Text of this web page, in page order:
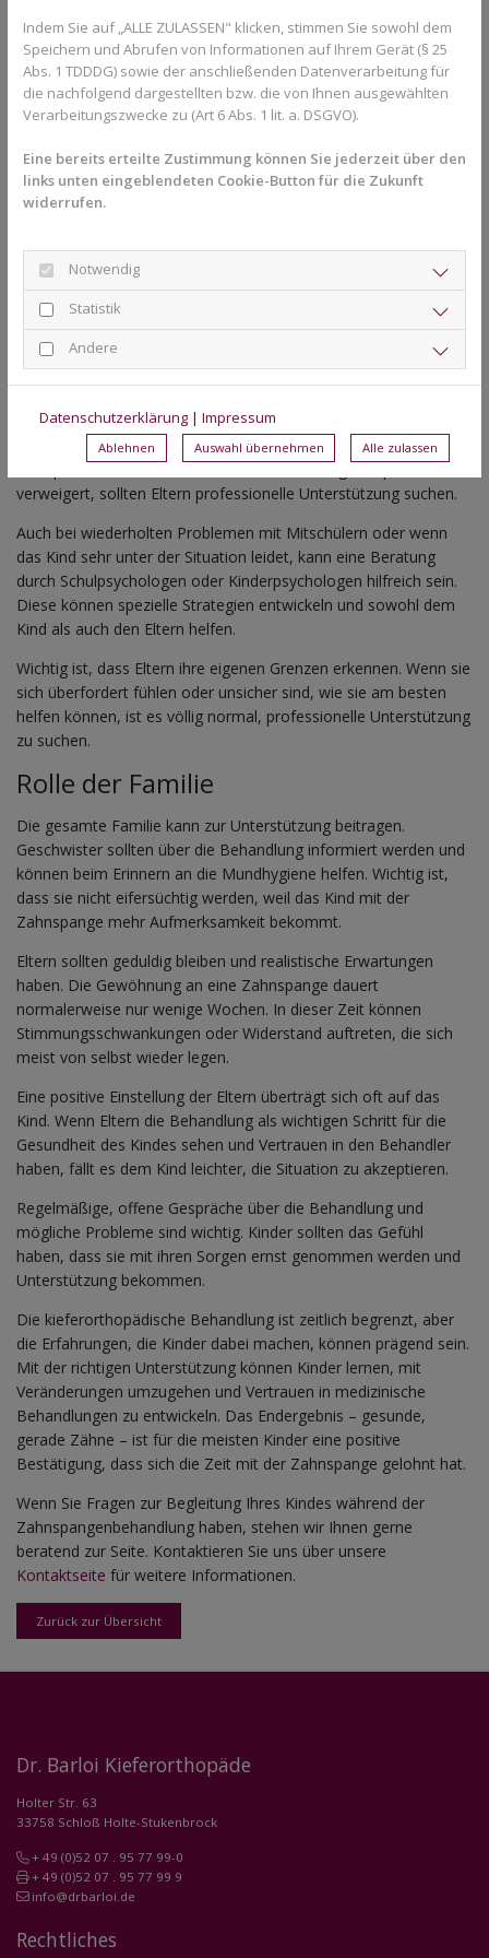
Zurück zur Übersicht
antworten, das Thema wechseln oder bei wiederholten
Problemen einen Erwachsenen um Hilfe bitten.
Freunde können zu wichtigen Unterstützern werden. Viele Kinder
haben Freunde, die ebenfalls eine Zahnspange haben oder
hatten. Der Austausch mit anderen betroffenen Kindern kann
sehr hilfreich sein.
Kontaktsportarten kann ein Mundschutz sinnvoll sein. Beim
Musizieren kann eine kurze Gewöhnungszeit nötig sein.
Wann professionelle Hilfe sinnvoll ist
Die meisten Kinder gewöhnen sich gut an ihre Zahnspange und
jedoch Situationen, in denen professionelle Hilfe sinnvoll sein
kann. Wenn ein Kind anhaltend traurig ist, sich stark zurückzieht,
Schulprobleme entwickelt oder die Behandlung komplett
verweigert, sollten Eltern professionelle Unterstützung suchen.
Auch bei wiederholten Problemen mit Mitschülern oder wenn
das Kind sehr unter der Situation leidet, kann eine Beratung
durch Schulpsychologen oder Kinderpsychologen hilfreich sein.
Diese können spezielle Strategien entwickeln und sowohl dem
Kind als auch den Eltern helfen.
Wichtig ist, dass Eltern ihre eigenen Grenzen erkennen. Wenn sie
sich überfordert fühlen oder unsicher sind, wie sie am besten
helfen können, ist es völlig normal, professionelle Unterstützung
zu suchen.
Rolle der Familie
Die gesamte Familie kann zur Unterstützung beitragen.
Geschwister sollten über die Behandlung informiert werden und
können beim Erinnern an die Mundhygiene helfen. Wichtig ist,
dass sie nicht eifersüchtig werden, weil das Kind mit der
Zahnspange mehr Aufmerksamkeit bekommt.
Eltern sollten geduldig bleiben und realistische Erwartungen
haben. Die Gewöhnung an eine Zahnspange dauert
normalerweise nur wenige Wochen. In dieser Zeit können
Stimmungsschwankungen oder Widerstand auftreten, die sich
meist von selbst wieder legen.
Eine positive Einstellung der Eltern überträgt sich oft auf das
Kind. Wenn Eltern die Behandlung als wichtigen Schritt für die
Gesundheit des Kindes sehen und Vertrauen in den Behandler
haben, fällt es dem Kind leichter, die Situation zu akzeptieren.
Regelmäßige, offene Gespräche über die Behandlung und
mögliche Probleme sind wichtig. Kinder sollten das Gefühl
haben, dass sie mit ihren Sorgen ernst genommen werden und
Unterstützung bekommen.
Die kieferorthopädische Behandlung ist zeitlich begrenzt, aber
die Erfahrungen, die Kinder dabei machen, können prägend sein.
Mit der richtigen Unterstützung können Kinder lernen, mit
Veränderungen umzugehen und Vertrauen in medizinische
Behandlungen zu entwickeln. Das Endergebnis – gesunde,
gerade Zähne – ist für die meisten Kinder eine positive
Bestätigung, dass sich die Zeit mit der Zahnspange gelohnt hat.
Wenn Sie Fragen zur Begleitung Ihres Kindes während der
Zahnspangenbehandlung haben, stehen wir Ihnen gerne
beratend zur Seite. Kontaktieren Sie uns über unsere
Kontaktseite für weitere Informationen.
Dr. Barloi Kieferorthopäde
Holter Str. 63
33758 Schloß Holte-Stukenbrock
+ 49 (0)52 07 . 95 77 99-0
+ 49 (0)52 07 . 95 77 99 9
info@drbarloi.de
Rechtliches
Indem Sie auf „ALLE ZULASSEN" klicken, stimmen Sie sowohl dem
Speichern und Abrufen von Informationen auf Ihrem Gerät (§ 25
Abs. 1 TDDDG) sowie der anschließenden Datenverarbeitung für
die nachfolgend dargestellten bzw. die von Ihnen ausgewählten
Verarbeitungszwecke zu (Art 6 Abs. 1 lit. a. DSGVO).
Eine bereits erteilte Zustimmung können Sie jederzeit über den
links unten eingeblendeten Cookie-Button für die Zukunft
widerrufen.
Notwendig
Statistik
Andere
Datenschutzerklärung | Impressum
Ablehnen Auswahl übernehmen Alle zulassen